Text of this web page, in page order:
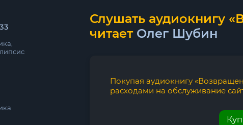
Слушать аудиокнигу
читает Олег Шубин
Покупая аудиокнигу
расходами на обслуживание